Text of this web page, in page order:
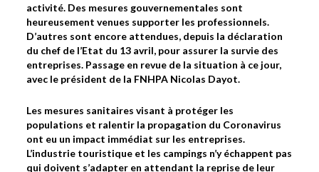
activité. Des mesures gouvernementales sont
heureusement venues supporter les professionnels.
D’autres sont encore attendues, depuis la déclaration
du chef de l’Etat du 13 avril, pour assurer la survie des
entreprises. Passage en revue de la situation à ce jour,
avec le président de la FNHPA Nicolas Dayot.
Les mesures sanitaires visant à protéger les
populations et ralentir la propagation du Coronavirus
ont eu un impact immédiat sur les entreprises.
L’industrie touristique et les campings n’y échappent pas
qui doivent s’adapter en attendant la reprise de leur